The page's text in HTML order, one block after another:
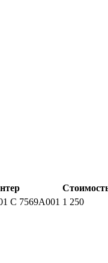
C 7569A001 1 250